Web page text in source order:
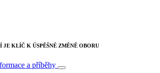
JE KLÍČ K ÚSPĚŠNÉ ZMĚNĚ OBORU
a příběhy